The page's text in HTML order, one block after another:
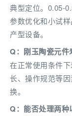
典型定位。0.05-
参数优化和小试
产型设备。
Q：刚玉陶瓷元件
在正常使用条件
长、操作规范等
换。
Q：能否处理两种